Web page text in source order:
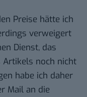
Preise hätte ich
verweigert
Dienst, das
Artikels noch nicht
habe ich daher
Mail an die